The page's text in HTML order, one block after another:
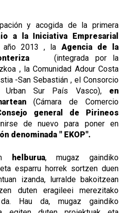
y acogida de la primera
a la Iniciativa Empresarial
2013 , la Agencia de la
(integrada por la
, la Comunidad Adour Costa
-San Sebastián , el Consorcio
Sur País Vasco), en
(Cámara de Comercio
general de Pirineos
de nuevo para poner en
denominada " EKOP".
helburua, mugaz gaindiko
esparru horrek sortzen duen
izanda, lurralde bakoitzean
duten eragileei merezitako
Hau da, mugaz gaindiko